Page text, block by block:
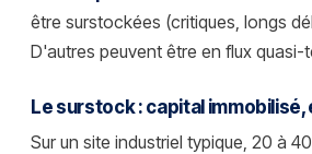
être surstockées (critiques, longs
D'autres peuvent être en flux quasi-
Le surstock : capital
Sur un site industriel typique, 20 à